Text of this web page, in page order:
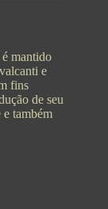
mantido
e
fins
de seu
também